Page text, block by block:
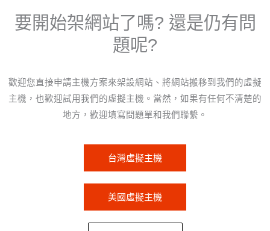
要開始架網站了嗎? 還是仍有問
題呢?
歡迎您直接申請主機方案來架設網站、將網站搬移到我們的虛擬
主機，也歡迎試用我們的虛擬主機。當然，如果有任何不清楚的
地方，歡迎填寫問題單和我們聯繫。
台灣虛擬主機
美國虛擬主機